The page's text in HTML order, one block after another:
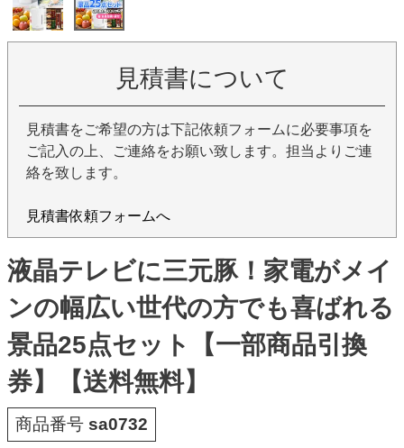
見積書について
見積書をご希望の方は下記依頼フォームに必要事項を
ご記入の上、ご連絡をお願い致します。担当よりご連
絡を致します。
見積書依頼フォームへ
液晶テレビに三元豚！家電がメイ
ンの幅広い世代の方でも喜ばれる
景品25点セット【一部商品引換
券】【送料無料】
商品番号 sa0732